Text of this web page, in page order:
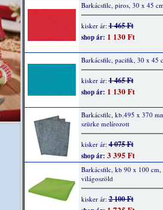
Barkácsfilc, piros, 30 x 45
kisker ár:1 465 Ft
shop ár: 1 130 Ft
Barkácsfilc, pacifik, 30 x 45
kisker ár:1 465 Ft
shop ár: 1 130 Ft
Barkácsfilc, kb.495 x 370
szürke melírozott
kisker ár:4 075 Ft
shop ár: 3 395 Ft
Barkácsfilc, kb 90 x 100 cm,
világoszöld
kisker ár:2 100 Ft